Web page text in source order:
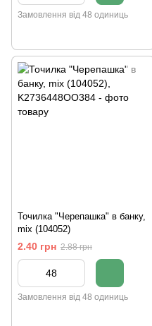
Замовлення від 48 одиниць
Точилка "Черепашка" в банку,
mix (104052)
2.40 грн 2.88 грн
Замовлення від 48 одиниць